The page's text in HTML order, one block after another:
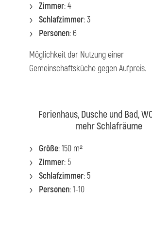
Zimmer: 4
Schlafzimmer: 3
Personen: 6
Möglichkeit der Nutzung einer
Gemeinschaftsküche gegen Aufpreis.
Ferienhaus, Dusche und Bad,
mehr Schlafräume
Größe: 150 m²
Zimmer: 5
Schlafzimmer: 5
Personen: 1-10